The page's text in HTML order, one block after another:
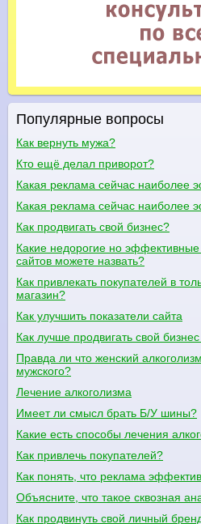
Популярные вопросы
Как вернуть мужа?
Кто ещё делал приворот?
Какая реклама сейчас наиболее
Какая реклама сейчас наиболее
Как продвигать свой бизнес?
Какие недорогие но
сайтов можете назвать?
Как привлекать покупателей в
магазин?
Как улучшить показатели сайта
Как лучше продвигать свой
Правда ли что женский
мужского?
Лечение алкоголизма
Имеет ли смысл брать Б/У шины?
Какие есть способы лечения
Как привлечь покупателей?
Как понять, что реклама
Объясните, что такое сквозная
Как продвинуть свой личный